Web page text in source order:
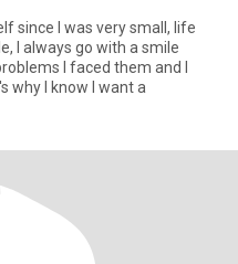
since I was very small, life
I always go with a smile
I faced them and I
why I know I want a